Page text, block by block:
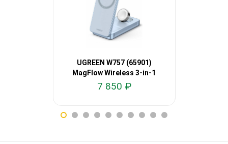
UGREEN W757 (65901)
MagFlow Wireless 3-in-1
25W QI
7 850 ₽